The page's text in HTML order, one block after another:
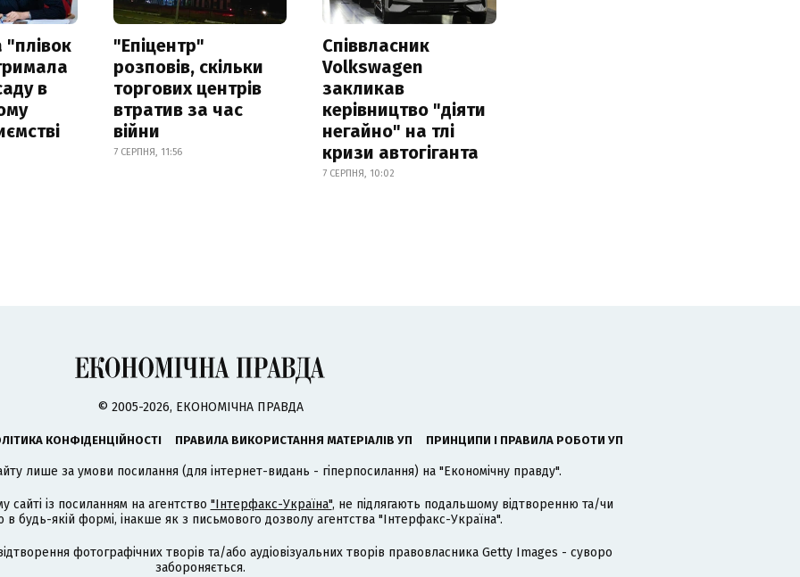
"плівок
в
"Епіцентр"
розповів, скільки
торгових центрів
втратив за час
війни
7 СЕРПНЯ, 11:56
Співвласник
Volkswagen
закликав
керівництво "діяти
негайно" на тлі
кризи автогіганта
7 СЕРПНЯ, 10:02
© 2005-2026, ЕКОНОМІЧНА ПРАВДА
КОНФІДЕНЦІЙНОСТІ ПРАВИЛА ВИКОРИСТАННЯ МАТЕРІАЛІВ УП ПРИНЦИПИ І ПРАВИЛА РОБОТИ УП
лише за умови посилання (для інтернет-видань - гіперпосилання) на "Економічну правду".
сайті із посиланням на агентство "Інтерфакс-Україна", не підлягають подальшому відтворенню та/чи
будь-якій формі, інакше як з письмового дозволу агентства "Інтерфакс-Україна".
фотографічних творів та/або аудіовізуальних творів правовласника Getty Images - суворо
забороняється.